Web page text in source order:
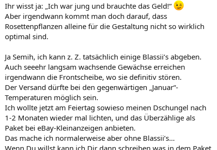
Ihr wisst ja: „Ich war jung und brauchte das Geld!“
Aber irgendwann kommt man doch darauf, dass
Rosettenpflanzen alleine für die Gestaltung nicht so wirklich
optimal sind.
Ja Semih, ich kann z. Z. tatsächlich einige Blassii’s abgeben.
Auch seeehr langsam wachsende Gewächse erreichen
irgendwann die Frontscheibe, wo sie definitiv stören.
Der Versand dürfte bei den gegenwärtigen „Januar“-
Temperaturen möglich sein.
Ich wollte jetzt am Feiertag sowieso meinen Dschungel nach
1-2 Monaten wieder mal lichten, und das Überzählige als
Paket bei eBay-Kleinanzeigen anbieten.
Das mache ich normalerweise aber ohne Blassii’s…
Wenn Du willst kann ich Dir dann schreiben was in dem Paket